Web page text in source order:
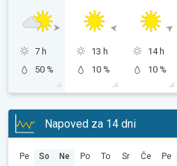
7 h
50 %
13 h
10 %
14 h
10 %
Napoved za 14 dni
Pe So Ne Po To Sr Če Pe